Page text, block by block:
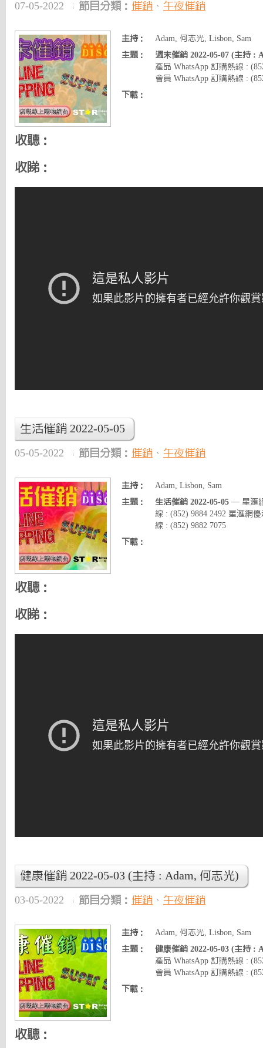
07-05-2022 節目分類： 催銷 、 午夜催銷
主持：
Adam, 何志光, Lisbon, Sam
主題：
週末催銷 2022-05-07 (主持 :
產品 WhatsApp 訂購熱線 :
會員 WhatsApp 訂購熱線 :
下載：
收聽：
收睇：
生活催銷 2022-05-05
05-05-2022 節目分類： 催銷 、 午夜催銷
主持：
Adam, Lisbon, Sam
主題：
生活催銷 2022-05-05 — 星滙
線 : (852) 9884 2492 星滙網
線 : (852) 9882 7075
下載：
收聽：
收睇：
健康催銷 2022-05-03 (主持 : Adam, 何志光)
03-05-2022 節目分類： 催銷 、 午夜催銷
主持：
Adam, 何志光, Lisbon, Sam
主題：
健康催銷 2022-05-03 (主持 :
產品 WhatsApp 訂購熱線 :
會員 WhatsApp 訂購熱線 :
下載：
收聽：